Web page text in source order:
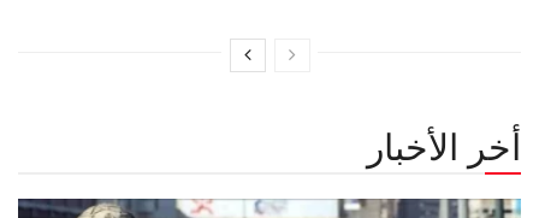
أخر الأخبار